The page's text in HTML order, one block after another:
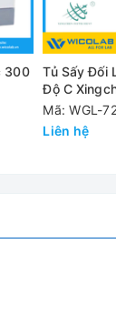
300
Tủ Sấy Đối
Độ C
Mã: WGL-
Liên hệ